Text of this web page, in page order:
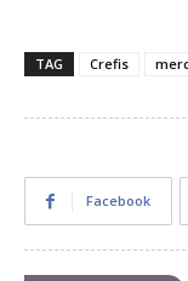
TAG Crefis
Facebook